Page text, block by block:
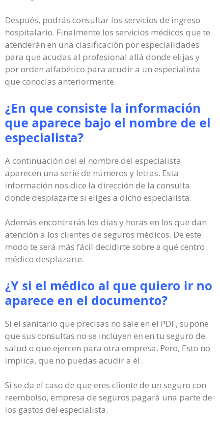
Después, podrás consultar los servicios de ingreso
hospitalario. Finalmente los servicios médicos que te
atenderán en una clasificación por especialidades
para que acudas al profesional allá donde elijas y
por orden alfabético para acudir a un especialista
que conocías anteriormente.
¿En que consiste la información
que aparece bajo el nombre de el
especialista?
A continuación del el nombre del especialista
aparecen una serie de números y letras. Esta
información nos dice la dirección de la consulta
donde desplazarte si eliges a dicho especialista.
Además encontrarás los días y horas en los que dan
atención a los clientes de seguros médicos. De este
modo te será más fácil decidirte sobre a qué centro
médico desplazarte.
¿Y si el médico al que quiero ir no
aparece en el documento?
Si el sanitario que precisas no sale en el PDF, supone
que sus consultas no se incluyen en en tu seguro de
salud o que ejercen para otra empresa. Pero, Esto no
implica, que no puedas acudir a él.
Si se da el caso de que eres cliente de un seguro con
reembolso, empresa de seguros pagará una parte de
los gastos del especialista.